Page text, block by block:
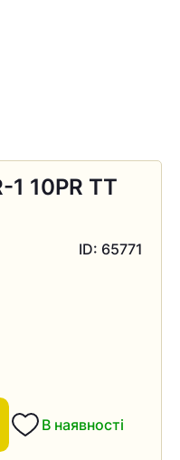
1 10PR TT
ID: 65771
В наявності